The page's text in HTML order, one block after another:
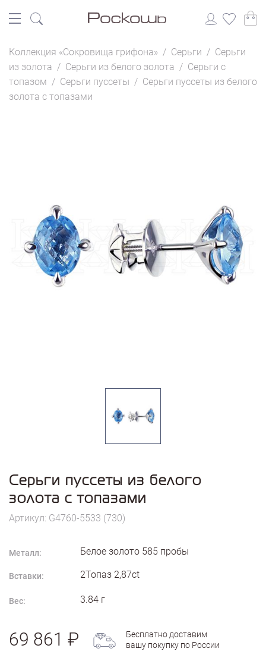
Коллекция «Сокровища грифона» / Серьги / Серьги
из золота / Серьги из белого золота / Серьги с
топазом / Серьги пуссеты / Серьги пуссеты из белого
золота с топазами
Серьги пуссеты из белого
золота с топазами
Артикул: G4760-5533 (730)
Металл: Белое золото 585 пробы
Вставки: 2Топаз 2,87ct
Вес: 3.84 г
69 861
Бесплатно доставим
вашу покупку по России